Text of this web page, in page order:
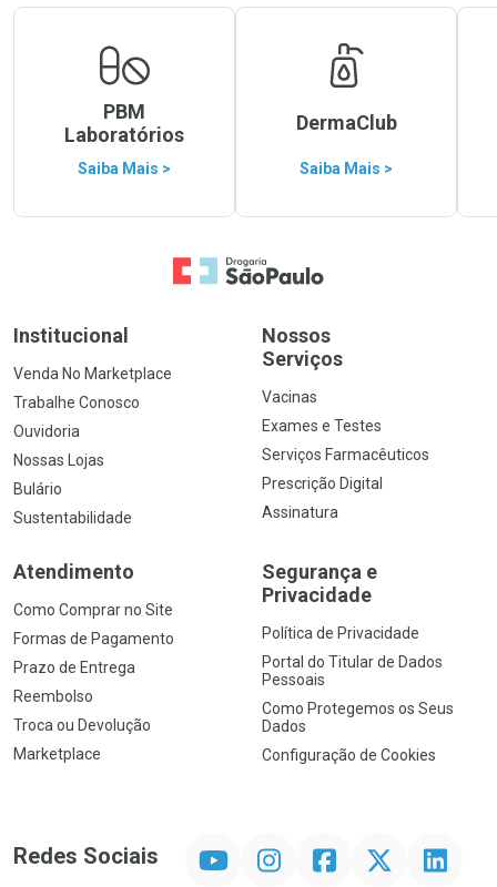
PBM
Laboratórios
Saiba Mais >
DermaClub
Saiba Mais >
Ir para a Home
Institucional
Venda No Marketplace
Trabalhe Conosco
Ouvidoria
Nossas Lojas
Bulário
Sustentabilidade
Nossos
Serviços
Vacinas
Exames e Testes
Serviços Farmacêuticos
Prescrição Digital
Assinatura
Atendimento
Como Comprar no Site
Formas de Pagamento
Prazo de Entrega
Reembolso
Troca ou Devolução
Marketplace
Segurança e
Privacidade
Política de Privacidade
Portal do Titular de Dados
Pessoais
Como Protegemos os Seus
Dados
Configuração de Cookies
Redes Sociais InstagramFacebookTwitter Linkedin